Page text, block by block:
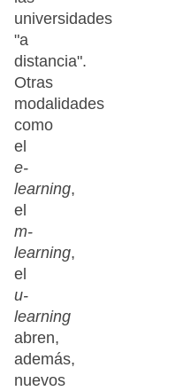
universidades
"a
distancia".
Otras
modalidades
como
el
e-
learning,
el
m-
learning,
el
u-
learning
abren,
además,
nuevos